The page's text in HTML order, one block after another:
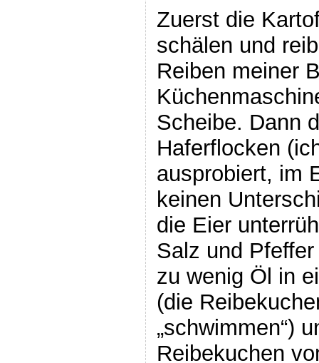
Zuerst die
schälen und
Reiben meiner
Scheibe. Dann
Haferflocken
ausprobiert, im
keinen
die Eier
Salz und
zu wenig Öl in
(die
„schwimmen“)
Reibekuchen